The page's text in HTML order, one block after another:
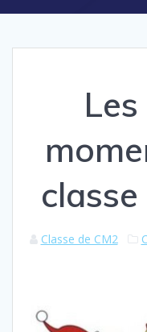
Classe de CM2